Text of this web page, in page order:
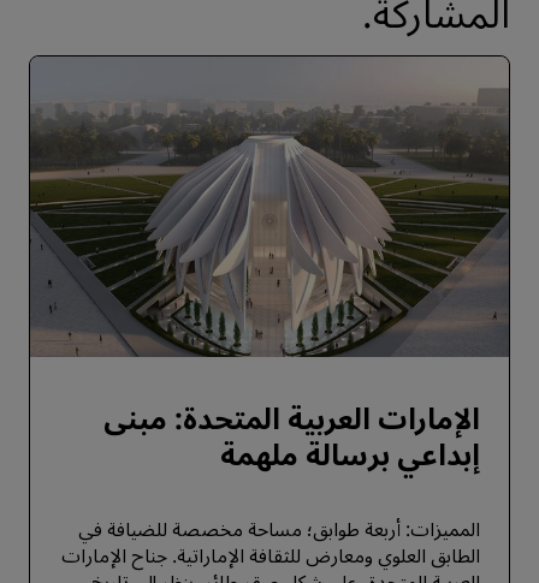
المشاركة.
الإمارات العربية المتحدة: مبنى
إبداعي برسالة ملهمة
المميزات: أربعة طوابق؛ مساحة مخصصة للضيافة في
الطابق العلوي ومعارض للثقافة الإماراتية. جناح الإمارات